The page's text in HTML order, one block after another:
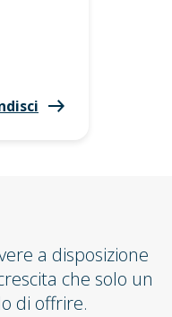
a disposizione
che solo un
di offrire.